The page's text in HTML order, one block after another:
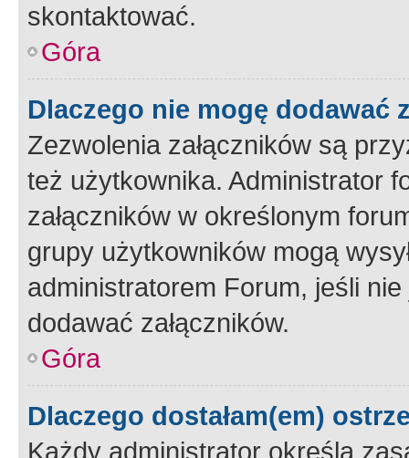
skontaktować.
Góra
Dlaczego nie mogę dodawać
Zezwolenia załączników są
też użytkownika. Administrator
załączników w określonym
grupy użytkowników mogą
administratorem Forum, jeśli
dodawać załączników.
Góra
Dlaczego dostałam(em)
Każdy administrator określa